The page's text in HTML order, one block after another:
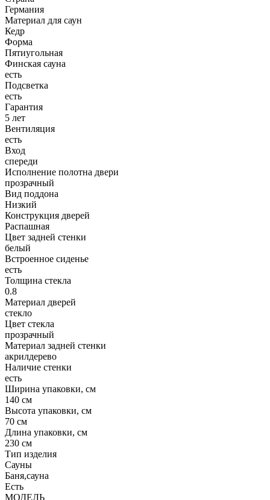
Германия
Материал для саун
Кедр
Форма
Пятиугольная
Финская сауна
есть
Подсветка
есть
Гарантия
5 лет
Вентиляция
есть
Вход
спереди
Исполнение полотна двери
прозрачный
Вид поддона
Низкий
Конструкция дверей
Распашная
Цвет задней стенки
белый
Встроенное сиденье
есть
Толщина стекла
0.8
Материал дверей
стекло
Цвет стекла
прозрачный
Материал задней стенки
акрилдерево
Наличие стенки
есть
Ширина упаковки, см
140 см
Высота упаковки, см
70 см
Длина упаковки, см
230 см
Тип изделия
Сауны
Баня,сауна
Есть
МОДЕЛЬ